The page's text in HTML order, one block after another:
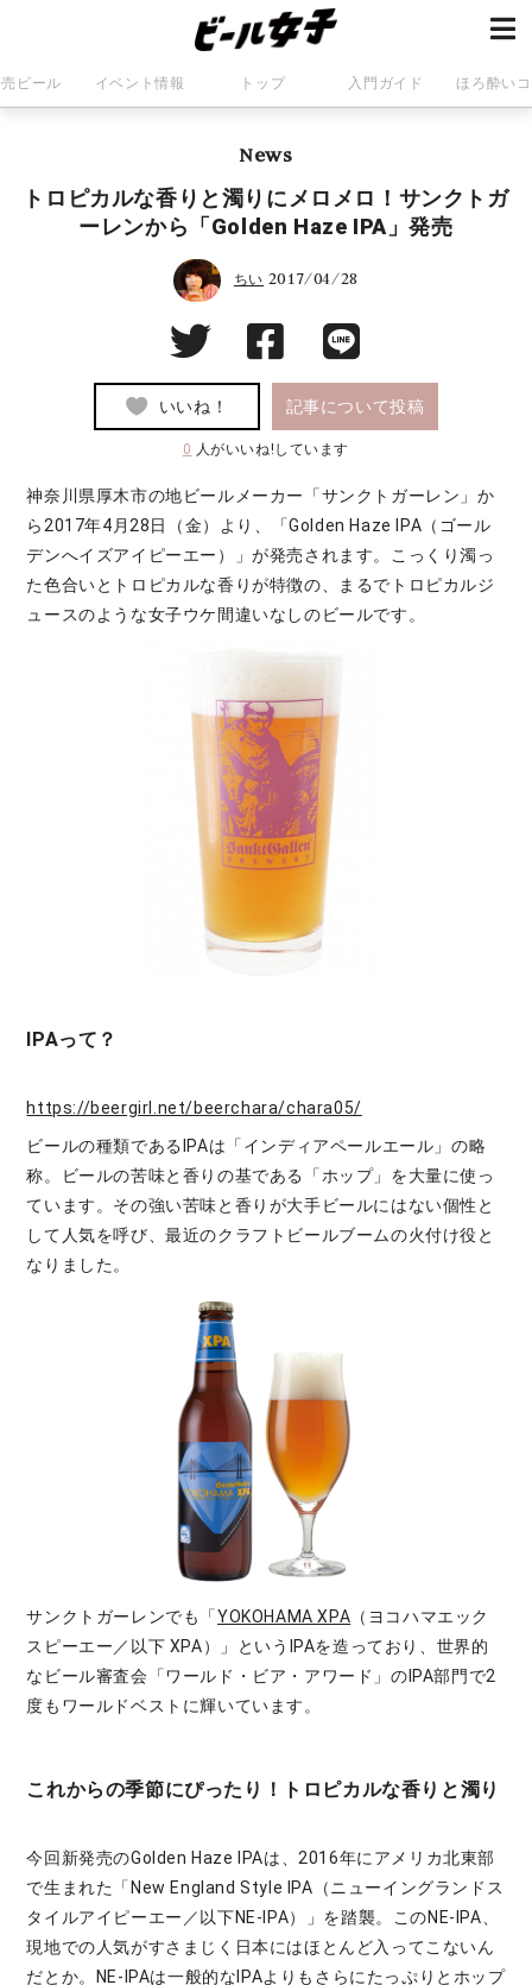
ビール イベント情報 トップ 入門ガイド ほろ酔い
News
トロピカルな香りと濁りにメロメロ！サンクトガ
ーレンから「Golden Haze IPA」発売
ちい 2017/04/28
いいね！ 記事について投稿
0 人がいいね!しています
神奈川県厚木市の地ビールメーカー「サンクトガーレン」か
ら2017年4月28日（金）より、「Golden Haze IPA（ゴール
デンへイズアイピーエー）」が発売されます。こっくり濁っ
た色合いとトロピカルな香りが特徴の、まるでトロピカルジ
ュースのような女子ウケ間違いなしのビールです。
IPAって？
https://beergirl.net/beerchara/chara05/
ビールの種類であるIPAは「インディアペールエール」の略
称。ビールの苦味と香りの基である「ホップ」を大量に使っ
ています。その強い苦味と香りが大手ビールにはない個性と
して人気を呼び、最近のクラフトビールブームの火付け役と
なりました。
サンクトガーレンでも「YOKOHAMA XPA （ヨコハマエック
スピーエー／以下 XPA）」というIPAを造っており、世界的
なビール審査会「ワールド・ビア・アワード」のIPA部門で2
度もワールドベストに輝いています。
これからの季節にぴったり！トロピカルな香りと濁り
今回新発売のGolden Haze IPAは、2016年にアメリカ北東部
で生まれた「New England Style IPA（ニューイングランドス
タイルアイピーエー／以下NE-IPA）」を踏襲。このNE-IPA、
現地での人気がすさまじく日本にはほとんど入ってこないん
だとか。NE-IPAは一般的なIPAよりもさらにたっぷりとホップ